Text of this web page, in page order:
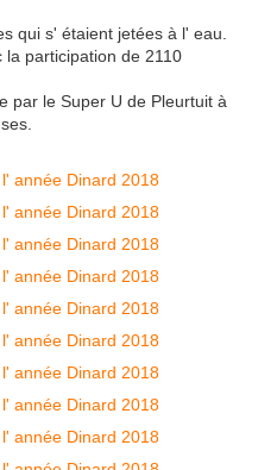
qui s' étaient jetées à l' eau.
participation de 2110
par le Super U de Pleurtuit à